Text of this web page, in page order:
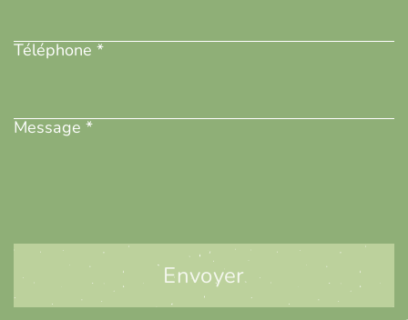
Téléphone *
Message *